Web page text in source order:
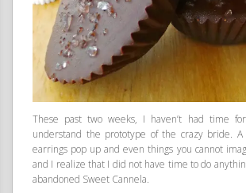
These past two weeks, I haven’t had time
understand the prototype of the crazy bride.
earrings pop up and even things you cannot
and I realize that I did not have time to do
abandoned Sweet Cannela.